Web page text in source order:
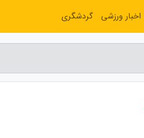
اخبار ورزشی گردشگری